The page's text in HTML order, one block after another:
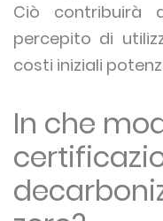
Ciò contribuirà
percepito di
costi iniziali
In che